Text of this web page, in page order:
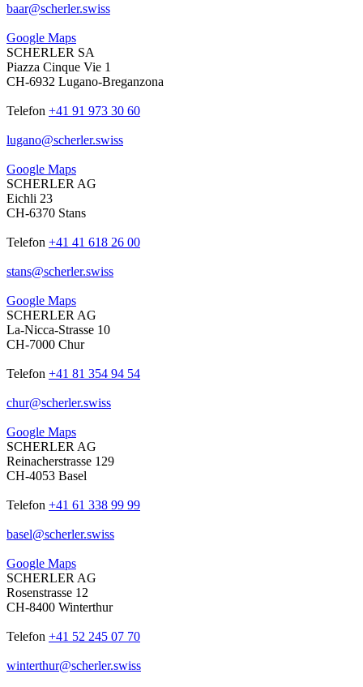
baar@scherler.swiss
Google Maps
SCHERLER SA
Piazza Cinque Vie 1
CH-6932 Lugano-Breganzona
Telefon +41 91 973 30 60
lugano@scherler.swiss
Google Maps
SCHERLER AG
Eichli 23
CH-6370 Stans
Telefon +41 41 618 26 00
stans@scherler.swiss
Google Maps
SCHERLER AG
La-Nicca-Strasse 10
CH-7000 Chur
Telefon +41 81 354 94 54
chur@scherler.swiss
Google Maps
SCHERLER AG
Reinacherstrasse 129
CH-4053 Basel
Telefon +41 61 338 99 99
basel@scherler.swiss
Google Maps
SCHERLER AG
Rosenstrasse 12
CH-8400 Winterthur
Telefon +41 52 245 07 70
winterthur@scherler.swiss